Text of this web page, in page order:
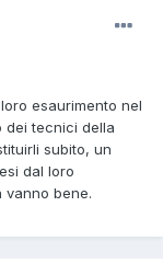
esaurimento nel
dei tecnici della
subito, un
dal loro
vanno bene.